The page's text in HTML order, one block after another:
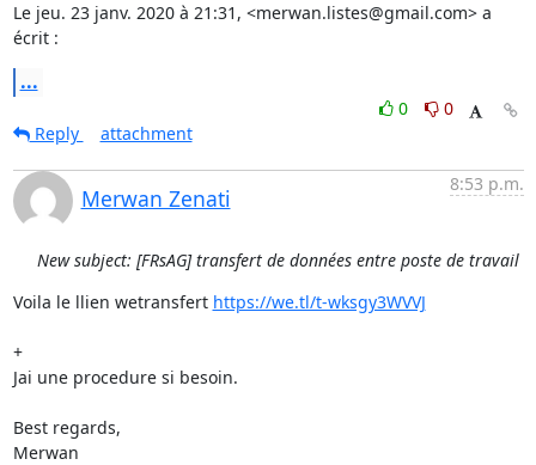
Le jeu. 23 janv. 2020 à 21:31, <merwan.listes@gmail.com> a
écrit :
...
0
0
Reply
attachment
Merwan Zenati
8:53 p.m.
New subject: [FRsAG] transfert de données entre poste de travail
Voila le llien wetransfert https://we.tl/t-wksgy3WVVJ
+
Jai une procedure si besoin.
Best regards,
Merwan